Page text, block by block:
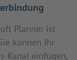
Planner ist
können Ihr
Kanal einfügen,